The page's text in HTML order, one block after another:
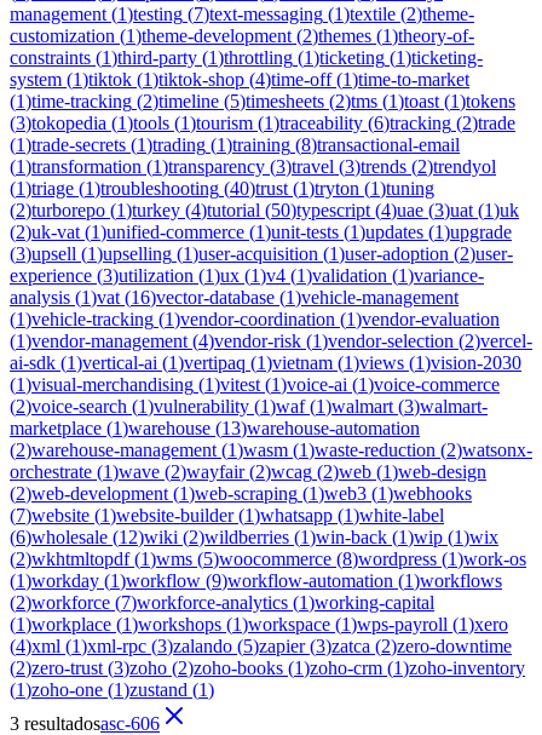
management (1)testing (7)text-messaging (1)textile (2)theme-
customization (1)theme-development (2)themes (1)theory-of-
constraints (1)third-party (1)throttling (1)ticketing (1)ticketing-
system (1)tiktok (1)tiktok-shop (4)time-off(1)time-to-market
(1)time-tracking (2)timeline (5)timesheets (2)tms (1)toast (1)tokens
(3)tokopedia (1)tools (1)tourism (1)traceability (6)tracking (2)trade
(1)trade-secrets (1)trading (1)training (8)transactional-email
(1)transformation (1)transparency (3)travel (3)trends (2)trendyol
(1)triage (1)troubleshooting (40)trust (1)tryton (1)tuning
(2)turborepo (1)turkey (4)tutorial (50)typescript (4)uae (3)uat (1)uk
(2)uk-vat (1)unified-commerce (1)unit-tests (1)updates (1)upgrade
(3)upsell (1)upselling (1)user-acquisition (1)user-adoption (2)user-
experience (3)utilization (1)ux (1)v4 (1)validation (1)variance-
analysis (1)vat (16)vector-database (1)vehicle-management
(1)vehicle-tracking (1)vendor-coordination (1)vendor-evaluation
(1)vendor-management (4)vendor-risk (1)vendor-selection (2)vercel-
ai-sdk (1)vertical-ai (1)vertipaq (1)vietnam (1)views (1)vision-2030
(1)visual-merchandising (1)vitest (1)voice-ai (1)voice-commerce
(2)voice-search (1)vulnerability (1)waf(1)walmart (3)walmart-
marketplace (1)warehouse (13)warehouse-automation
(2)warehouse-management (1)wasm (1)waste-reduction (2)watsonx-
orchestrate (1)wave (2)wayfair(2)wcag (2)web (1)web-design
(2)web-development (1)web-scraping (1)web3 (1)webhooks
(7)website (1)website-builder(1)whatsapp (1)white-label
(6)wholesale (12)wiki (2)wildberries (1)win-back (1)wip (1)wix
(2)wkhtmltopdf(1)wms (5)woocommerce (8)wordpress (1)work-os
(1)workday (1)workflow (9)workflow-automation (1)workflows
(2)workforce (7)workforce-analytics (1)working-capital
(1)workplace (1)workshops (1)workspace (1)wps-payroll (1)xero
(4)xml (1)xml-rpc (3)zalando (5)zapier(3)zatca (2)zero-downtime
(2)zero-trust (3)zoho (2)zoho-books (1)zoho-crm (1)zoho-inventory
(1)zoho-one (1)zustand (1)
3 resultadosasc-606